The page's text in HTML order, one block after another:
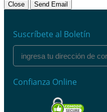
Close Send Email
Suscríbete al Boletín
Confianza Online